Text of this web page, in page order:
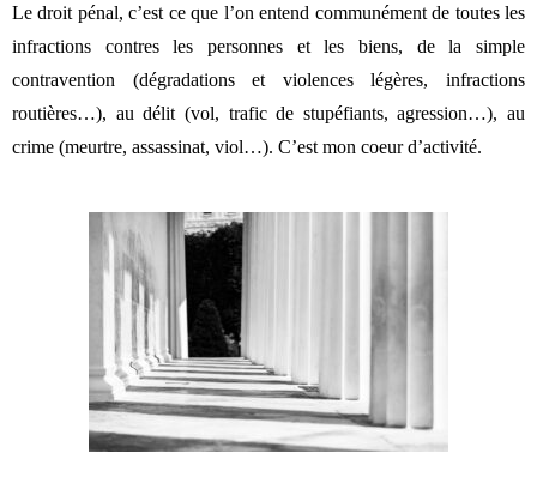
Le droit pénal, c’est ce que l’on entend communément de toutes les
infractions contres les personnes et les biens, de la simple
contravention (dégradations et violences légères, infractions
routières…), au délit (vol, trafic de stupéfiants, agression…), au
crime (meurtre, assassinat, viol…). C’est mon coeur d’activité.